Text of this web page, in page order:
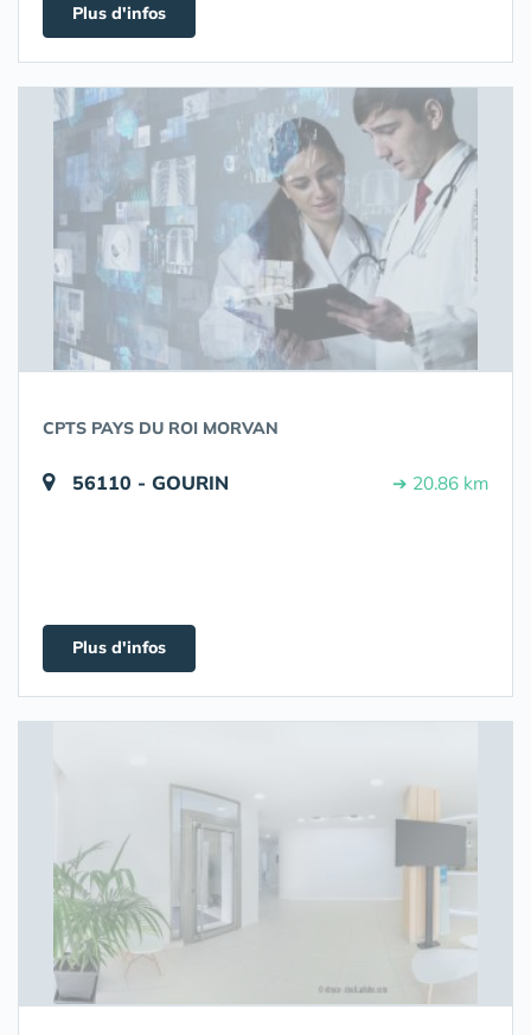
Plus d'infos
CPTS PAYS DU ROI MORVAN
56110 - GOURIN ➔ 20.86 km
Plus d'infos